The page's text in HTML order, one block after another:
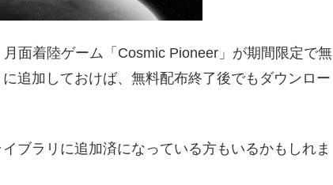
面着陸ゲーム「Cosmic Pioneer」が期間限定で無
追加しておけば、無料配布終了後でもダウンロー
ブラリに追加済になっている方もいるかもしれま